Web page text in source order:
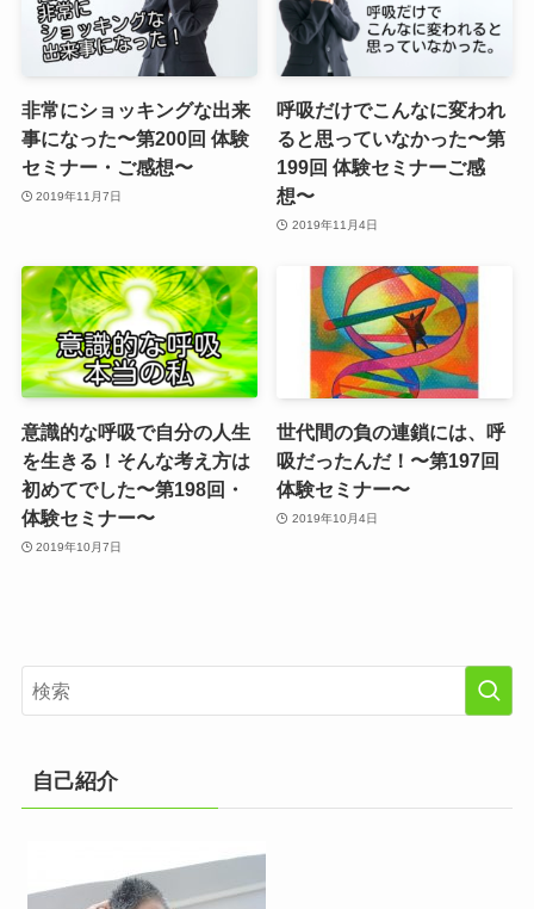
非常にショッキングな出来
事になった〜第200回 体験
セミナー・ご感想〜
2019年11月7日
呼吸だけでこんなに変われ
ると思っていなかった〜第
199回 体験セミナーご感
想〜
2019年11月4日
意識的な呼吸で自分の人生
を生きる！そんな考え方は
初めてでした〜第198回・
体験セミナー〜
2019年10月7日
世代間の負の連鎖には、呼
吸だったんだ！〜第197回
体験セミナー〜
2019年10月4日
自己紹介